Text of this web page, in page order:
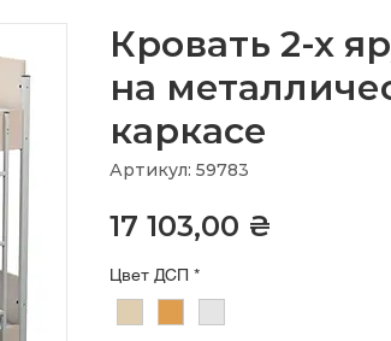
Кровать 2-х
на
каркасе
Артикул: 59783
17 103,00 ₴
Цвет ДСП *